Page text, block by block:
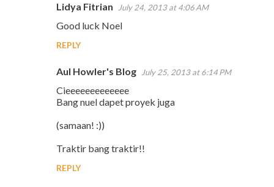
Lidya Fitrian July 24, 2013 at 4:06 AM
Good luck Noel
REPLY
Aul Howler's Blog July 25, 2013 at 6:14 PM
Cieeeeeeeeeeeee
Bang nuel dapet proyek juga
(samaan! :))
Traktir bang traktir!!
REPLY